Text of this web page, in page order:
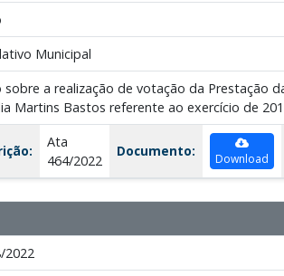
Municipal
sobre a realização de votação da Prestação
Martins Bastos referente ao exercício de
Ata
464/2022
Documento: Download
2022